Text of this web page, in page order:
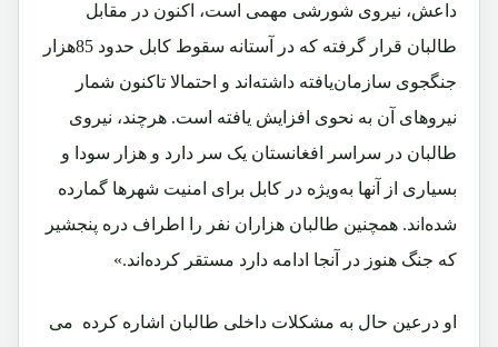
داعش، نیروی شورشی مهمی است، اکنون در مقابل
طالبان قرار گرفته که در آستانه سقوط کابل حدود 85هزار
جنگجوی سازمان‌یافته داشته‌اند و احتمالا تاکنون شمار
نیروهای آن به نحوی افزایش یافته است. هرچند، نیروی
طالبان در سراسر افغانستان یک سر دارد و هزار سودا و
بسیاری از آنها به‌ویژه در کابل برای امنیت شهرها گمارده
شده‌اند. همچنین طالبان هزاران نفر را اطراف دره پنجشیر
که جنگ هنوز در آنجا ادامه دارد مستقر کرده‌اند.»
او درعین حال به مشکلات داخلی طالبان اشاره کرده می